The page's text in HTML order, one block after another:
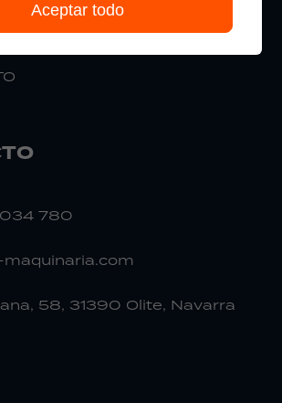
780
58, 31390 Olite, Navarra
Aceptar todo